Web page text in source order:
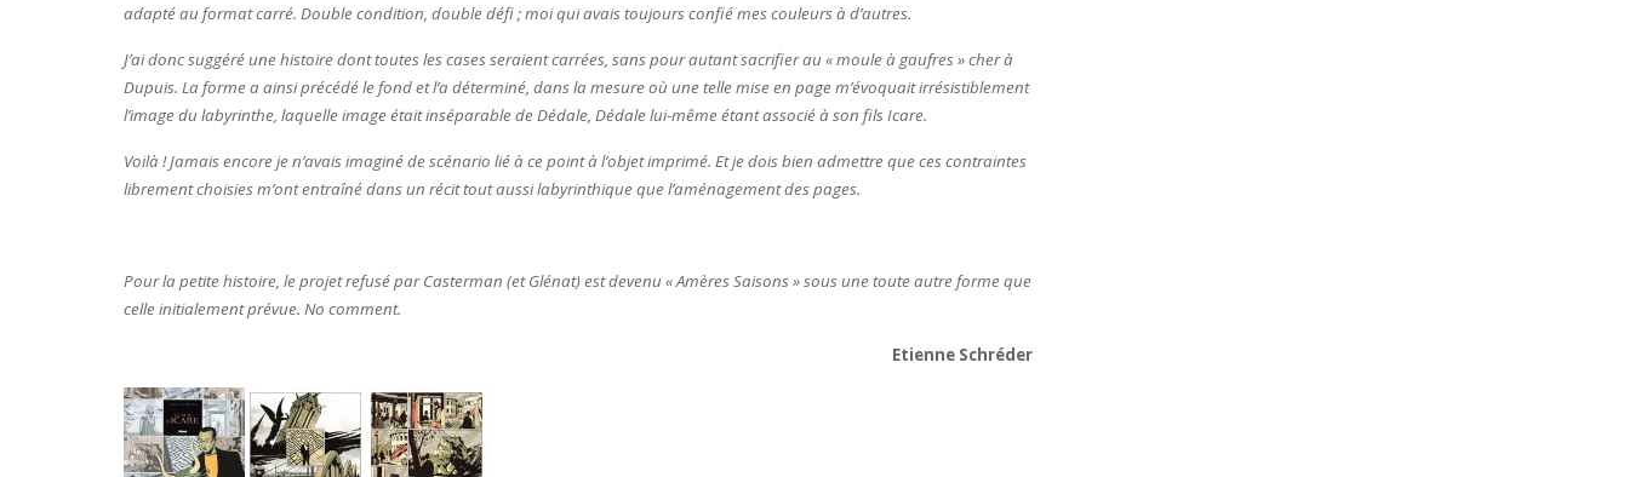
adapté au format carré. Double condition, double défi ; moi qui avais toujours confié mes couleurs à d’autres.
J’ai donc suggéré une histoire dont toutes les cases seraient carrées, sans pour autant sacrifier au « moule à gaufres » cher à
Dupuis. La forme a ainsi précédé le fond et l’a déterminé, dans la mesure où une telle mise en page m’évoquait irrésistiblement
l’image du labyrinthe, laquelle image était inséparable de Dédale, Dédale lui-même étant associé à son fils Icare.
Voilà ! Jamais encore je n’avais imaginé de scénario lié à ce point à l’objet imprimé. Et je dois bien admettre que ces contraintes
librement choisies m’ont entraîné dans un récit tout aussi labyrinthique que l’aménagement des pages.
Pour la petite histoire, le projet refusé par Casterman (et Glénat) est devenu « Amères Saisons » sous une toute autre forme que
celle initialement prévue. No comment.
Etienne Schréder